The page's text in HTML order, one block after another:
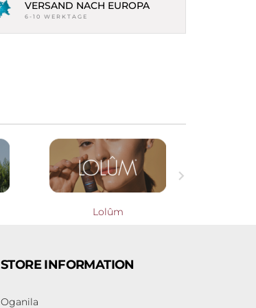
VERSAND NACH EUROPA
6-10 WERKTAGE
Lolûm

STORE INFORMATION
Oganila